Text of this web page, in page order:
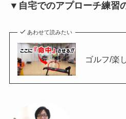
▼自宅でのアプローチ練習
あわせて読みたい
ゴルフ/楽